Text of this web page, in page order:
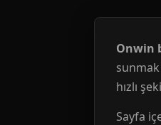
Onwin
hızlı
Sayfa